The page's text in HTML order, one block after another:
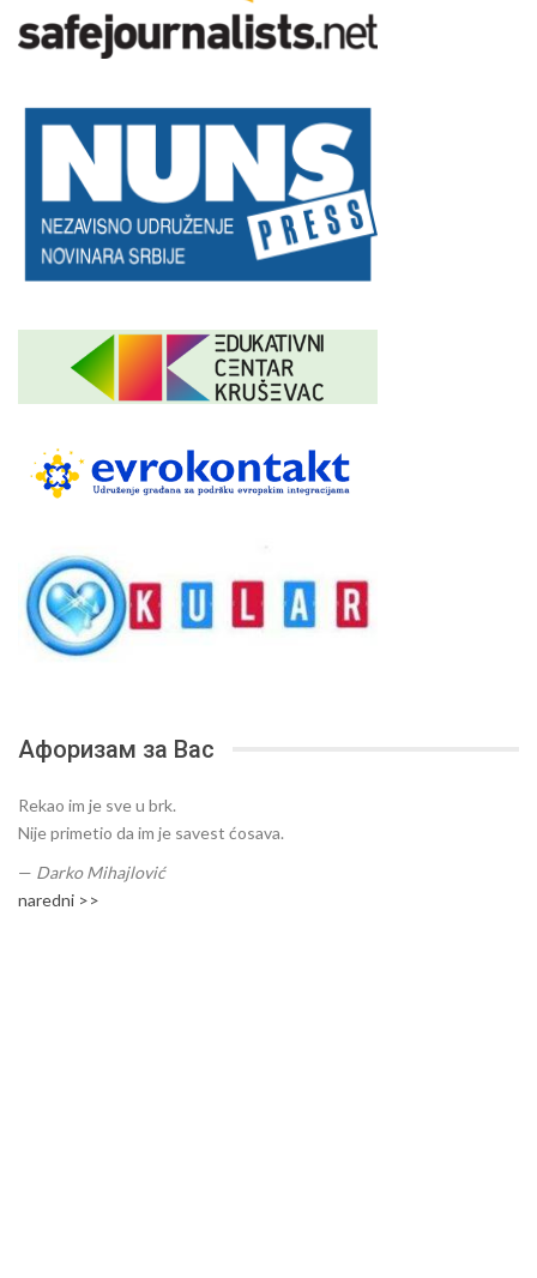
Афоризам за Вас
Rekao im je sve u brk.
Nije primetio da im je savest ćosava.
— Darko Mihajlović
naredni >>